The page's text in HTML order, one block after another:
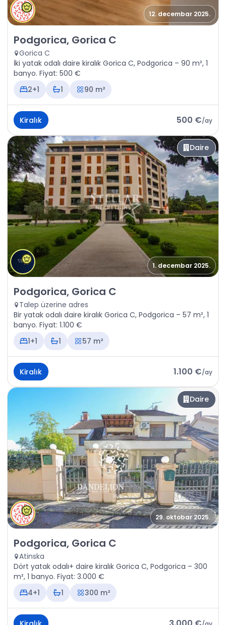
12. decembar 2025.
Kiralık - Daire Podgorica, Gorica C
Podgorica, Gorica C
Gorica C
İki yatak odalı daire kiralık Gorica C, Podgorica – 90 m², 1
banyo. Fiyat: 500 €
2+1
1 90 m²
Kiralık 500 €/ay
Daire
1. decembar 2025.
Kiralık - Daire Podgorica, Gorica C
Podgorica, Gorica C
Talep üzerine adres
Bir yatak odalı daire kiralık Gorica C, Podgorica – 57 m², 1
banyo. Fiyat: 1.100 €
1+1
1 57 m²
Kiralık 1.100 €/ay
Daire
29. oktobar 2025.
Kiralık - Daire Podgorica, Gorica C
Podgorica, Gorica C
Atinska
Dört yatak odalı+ daire kiralık Gorica C, Podgorica – 300
m², 1 banyo. Fiyat: 3.000 €
4+1
1 300 m²